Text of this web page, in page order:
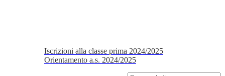
Iscrizioni alla classe prima 2024/2025
Orientamento a.s. 2024/2025